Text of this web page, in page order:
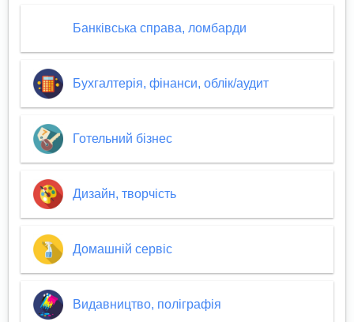
Банківська справа, ломбарди
Бухгалтерія, фінанси, облік/аудит
Готельний бізнес
Дизайн, творчість
Домашній сервіс
Видавництво, поліграфія